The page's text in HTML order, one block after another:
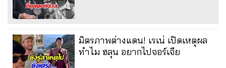
มิตรภาพต่างแดน! เรเน่ เปิดเหตุผล
ทำไม ฮลุน อยากไปจอร์เจีย